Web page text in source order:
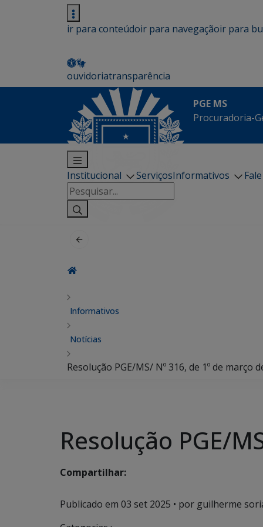
ir para conteúdoir para navegaçãoir para
ouvidoriatransparência
PGE MS
Procuradoria-
Institucional ServiçosInformativos
Pesquisar
por:
Informativos
Notícias
Resolução PGE/MS/ Nº 316, de 1º de março
Resolução PGE/
Compartilhar:
Publicado em 03 set 2025 • por guilherme